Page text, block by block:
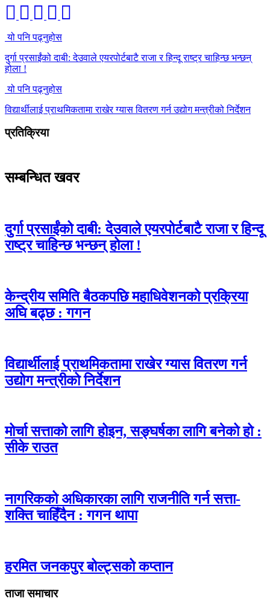
यो पनि पढ्नुहोस
दुर्गा प्रसाईंको दाबी: देउवाले एयरपोर्टबाटै राजा र हिन्दू राष्ट्र चाहिन्छ भन्छन्
होला !
यो पनि पढ्नुहोस
विद्यार्थीलाई प्राथमिकतामा राखेर ग्यास वितरण गर्न उद्योग मन्त्रीको निर्देशन
प्रतिक्रिया
सम्बन्धित खवर
दुर्गा प्रसाईंको दाबी: देउवाले एयरपोर्टबाटै राजा र हिन्दू
राष्ट्र चाहिन्छ भन्छन् होला !
केन्द्रीय समिति बैठकपछि महाधिवेशनको प्रक्रिया
अघि बढ्छ : गगन
विद्यार्थीलाई प्राथमिकतामा राखेर ग्यास वितरण गर्न
उद्योग मन्त्रीको निर्देशन
मोर्चा सत्ताको लागि होइन, सङ्घर्षका लागि बनेको हो :
सीके राउत
नागरिकको अधिकारका लागि राजनीति गर्न सत्ता-
शक्ति चाहिँदैन : गगन थापा
हरमित जनकपुर बोल्ट्सको कप्तान
ताजा समाचार